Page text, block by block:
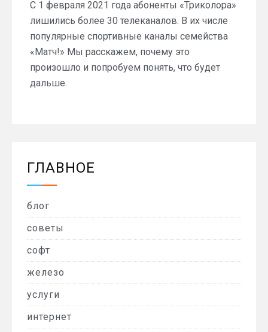
С 1 февраля 2021 года абоненты «Триколора»
лишились более 30 телеканалов. В их числе
популярные спортивные каналы семейства
«Матч!» Мы расскажем, почему это
произошло и попробуем понять, что будет
дальше.
ГЛАВНОЕ
блог
советы
софт
железо
услуги
интернет